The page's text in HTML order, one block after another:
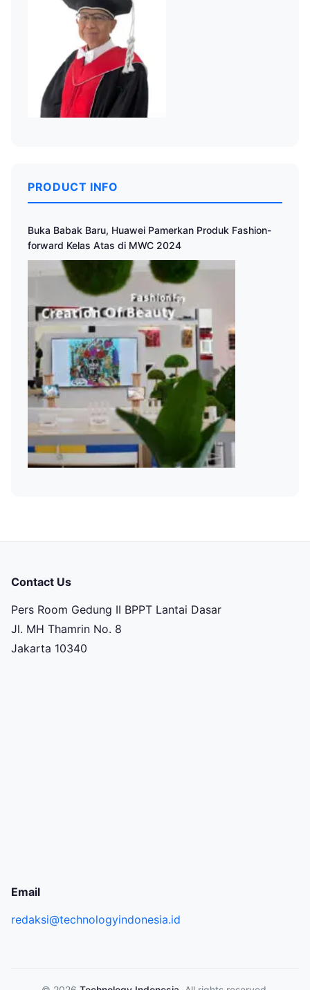
PRODUCT INFO
Buka Babak Baru, Huawei Pamerkan Produk Fashion-
forward Kelas Atas di MWC 2024
Contact Us
Pers Room Gedung II BPPT Lantai Dasar
Jl. MH Thamrin No. 8
Jakarta 10340
Email
redaksi@technologyindonesia.id